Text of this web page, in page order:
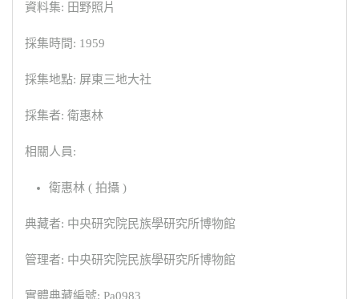
資料集: 田野照片
採集時間: 1959
採集地點: 屏東三地大社
採集者: 衛惠林
相關人員:
衛惠林 ( 拍攝 )
典藏者: 中央研究院民族學研究所博物館
管理者: 中央研究院民族學研究所博物館
實體典藏編號: Pa0983